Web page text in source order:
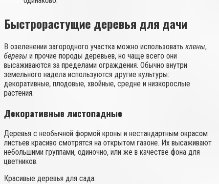
Быстрорастущие деревья для дачи
В озеленении загородного участка можно использовать клены,
березы и прочие породы деревьев, но чаще всего они
высаживаются за пределами ограждения. Обычно внутри
земельного надела используются другие культуры:
декоративные, плодовые, хвойные, средне и низкорослые
растения.
Декоративные листопадные
Деревья с необычной формой кроны и нестандартным окрасом
листьев красиво смотрятся на открытом газоне. Их высаживают
небольшими группами, одиночно, или же в качестве фона для
цветников.
Красивые деревья для сада: